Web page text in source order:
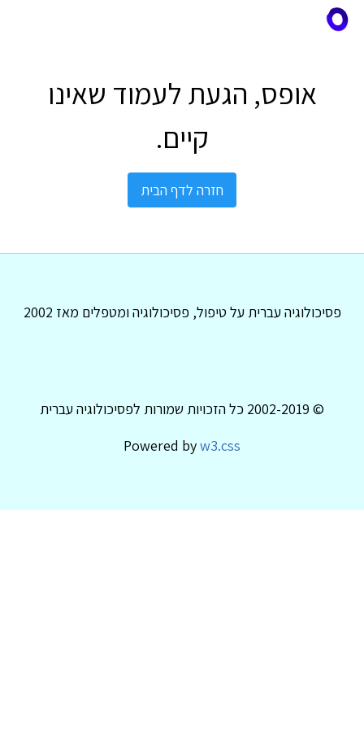
אופס, הגעת לעמוד שאינו
קיים.
חזרה לדף הבית
פסיכולוגיה עברית על טיפול, פסיכולוגיה ומטפלים מאז 2002
© 2002-2019 כל הזכויות שמורות לפסיכולוגיה עברית
Powered byw3.css